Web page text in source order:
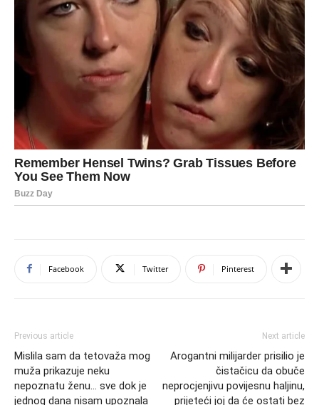
Facebook Twitter Pinterest
Previous article
Mislila sam da tetovaža mog
muža prikazuje neku
nepoznatu ženu… sve dok je
jednog dana nisam upoznala
Next article
Arogantni milijarder prisilio je
čistačicu da obuče
neprocjenjivu povijesnu haljinu,
prijeteći joj da će ostati bez